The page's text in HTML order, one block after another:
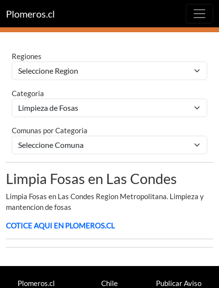
Plomeros.cl
Regiones
Categoria
Comunas por Categoria
Limpia Fosas en Las Condes
Limpia Fosas en Las Condes Region Metropolitana. Limpieza y
mantencion de fosas
COTICE AQUI EN PLOMEROS.CL
Plomeros.cl
Chile Publicar Aviso